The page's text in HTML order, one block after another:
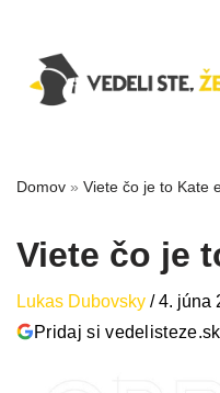
Domov » Viete čo je to Kate
Viete čo je
Lukas Dubovsky /4. júna
Pridaj si